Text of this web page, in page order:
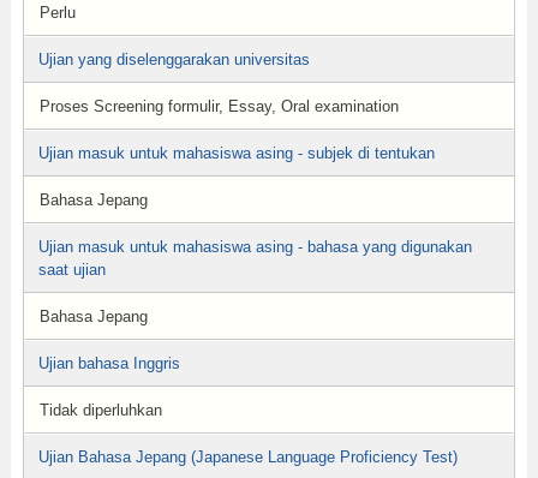
Perlu
Ujian yang diselenggarakan universitas
Proses Screening formulir, Essay, Oral examination
Ujian masuk untuk mahasiswa asing - subjek di tentukan
Bahasa Jepang
Ujian masuk untuk mahasiswa asing - bahasa yang digunakan
saat ujian
Bahasa Jepang
Ujian bahasa Inggris
Tidak diperluhkan
Ujian Bahasa Jepang (Japanese Language Proficiency Test)